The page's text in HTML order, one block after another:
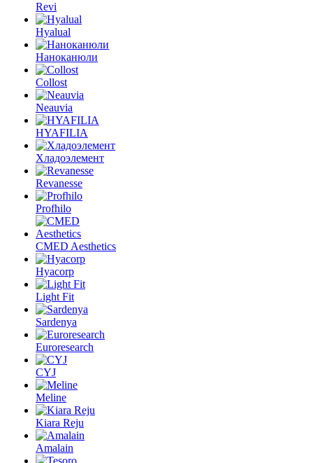
Revi
Hyalual
Наноканюли
Collost
Neauvia
HYAFILIA
Хладоэлемент
Revanesse
Profhilo
CMED Aesthetics
Hyacorp
Light Fit
Sardenya
Euroresearch
CYJ
Meline
Kiara Reju
Amalain